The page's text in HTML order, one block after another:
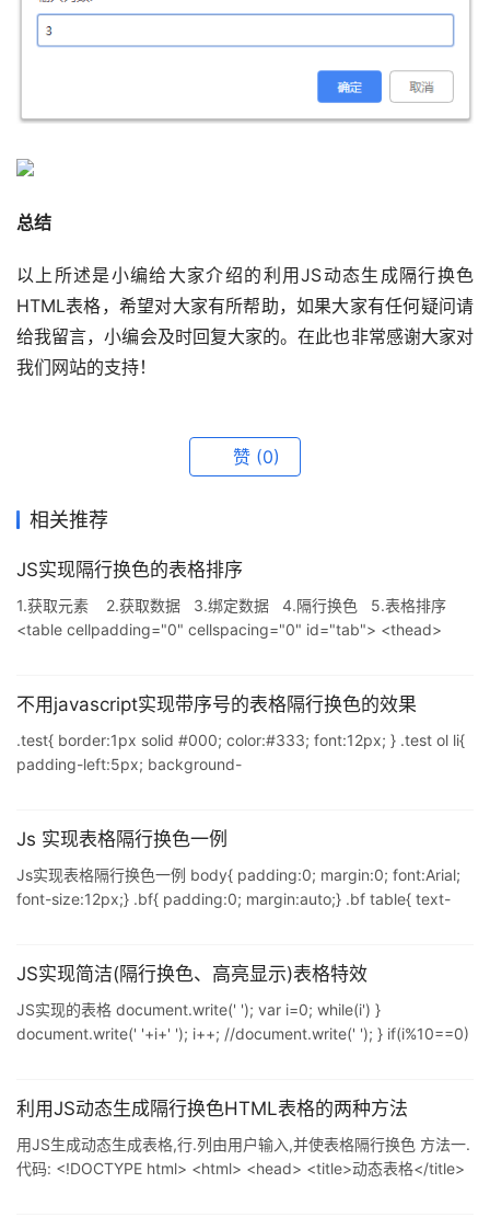
总结
以上所述是小编给大家介绍的利用JS动态生成隔行换色
HTML表格，希望对大家有所帮助，如果大家有任何疑问请
给我留言，小编会及时回复大家的。在此也非常感谢大家对
我们网站的支持！
赞 (0)
相关推荐
JS实现隔行换色的表格排序
1.获取元素 2.获取数据 3.绑定数据 4.隔行换色 5.表格排序
<table cellpadding="0" cellspacing="0" id="tab"> <thead>
不用javascript实现带序号的表格隔行换色的效果
.test{ border:1px solid #000; color:#333; font:12px; } .test ol li{
padding-left:5px; background-
异空 空不异色 色既是空 空既是色 受想行识 亦复如是 舍利子 是诸
Js 实现表格隔行换色一例
Js实现表格隔行换色一例 body{ padding:0; margin:0; font:Arial;
font-size:12px;} .bf{ padding:0; margin:auto;} .bf table{ text-
background:#f0f7ff;} .f3{ background:
JS实现简洁(隔行换色、高亮显示)表格特效
JS实现的表格 document.write(' '); var i=0; while(i') }
document.write(' '+i+' '); i++; //document.write(' '); } if(i%10==0)
利用JS动态生成隔行换色HTML表格的两种方法
用JS生成动态生成表格,行.列由用户输入,并使表格隔行换色 方法一.
代码: <!DOCTYPE html> <html> <head> <title>动态表格</title>